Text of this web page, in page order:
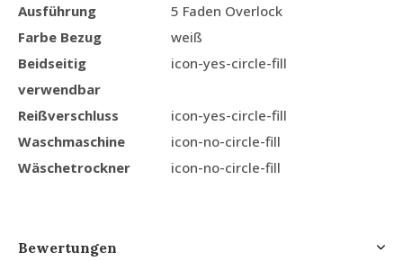
Ausführung
5 Faden Overlock
Farbe Bezug
weiß
Beidseitig
verwendbar
icon-yes-circle-fill
Reißverschluss
icon-yes-circle-fill
Waschmaschine
icon-no-circle-fill
Wäschetrockner
icon-no-circle-fill
Bewertungen